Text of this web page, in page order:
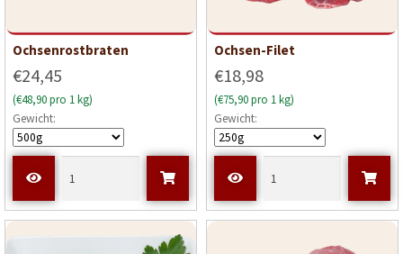
Ochsenrostbraten
€24,45
(€48,90 pro 1 kg)
Gewicht:
Ochsen-Filet
€18,98
(€75,90 pro 1 kg)
Gewicht: